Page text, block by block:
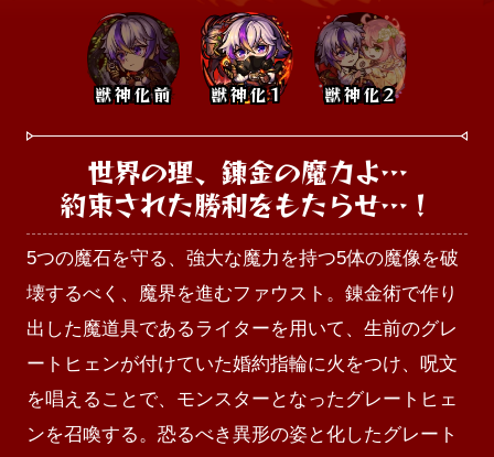
獣神化前 獣神化1 獣神化2
世界の理、錬金の魔力よ…
約束された勝利をもたらせ…！
5つの魔石を守る、強大な魔力を持つ5体の魔像を破
壊するべく、魔界を進むファウスト。錬金術で作り
出した魔道具であるライターを用いて、生前のグレ
ートヒェンが付けていた婚約指輪に火をつけ、呪文
を唱えることで、モンスターとなったグレートヒェ
ンを召喚する。恐るべき異形の姿と化したグレート